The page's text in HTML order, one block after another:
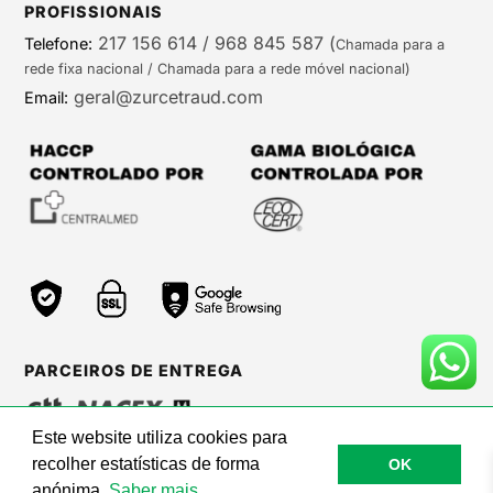
PROFISSIONAIS
Telefone: 217 156 614 / 968 845 587 (Chamada para a
rede fixa nacional / Chamada para a rede móvel nacional)
Email: geral@zurcetraud.com
PARCEIROS DE ENTREGA
©Zurc Etraud |Web Care by BinaryBrigade
Este website utiliza cookies para
recolher estatísticas de forma
OK